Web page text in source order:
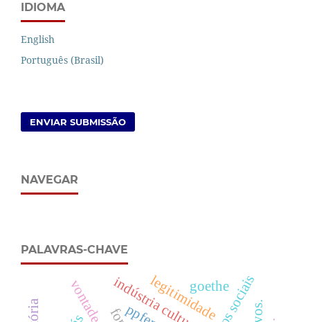
IDIOMA
English
Português (Brasil)
ENVIAR SUBMISSÃO
NAVEGAR
PALAVRAS-CHAVE
indústria cultural
legitimidade
goethe